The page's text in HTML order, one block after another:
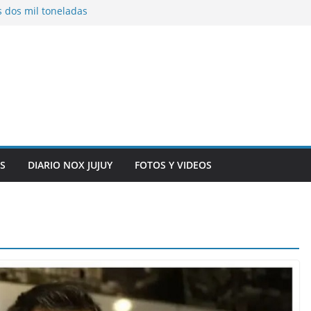
dos mil toneladas
general del
DIARIO NOX JUJUY FOTOS Y VIDEOS